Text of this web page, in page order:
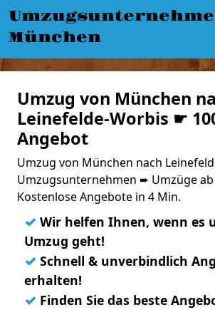
München
Umzug von München
Leinefelde-Worbis ☛
Angebot
Umzug von München nach
Umzugsunternehmen ➨ Umzüge ab
Kostenlose Angebote in 4 Min.
✓ Wir helfen Ihnen, wenn es
Umzug geht!
✓ Schnell & unverbindlich
erhalten!
✓ Finden Sie das beste